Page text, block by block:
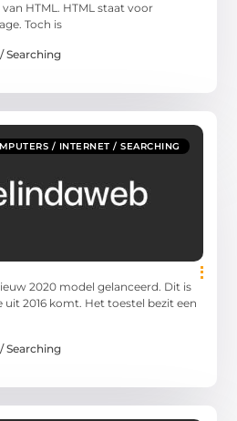
HTML. HTML staat voor
Toch is
Searching
/ INTERNET / SEARCHING
2020 model gelanceerd. Dit is
uit 2016 komt. Het toestel bezit een
Searching